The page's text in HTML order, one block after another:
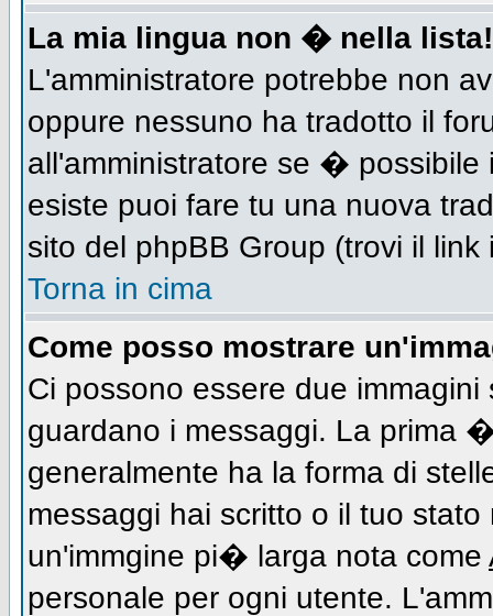
La mia lingua non � nella lista!
L'amministratore potrebbe non
oppure nessuno ha tradotto il
all'amministratore se � possibile
esiste puoi fare tu una nuova
sito del phpBB Group (trovi il
Torna in cima
Come posso mostrare
Ci possono essere due
guardano i messaggi. La prima
generalmente ha la forma di
messaggi hai scritto o il tuo
un'immgine pi� larga nota come
personale per ogni utente.